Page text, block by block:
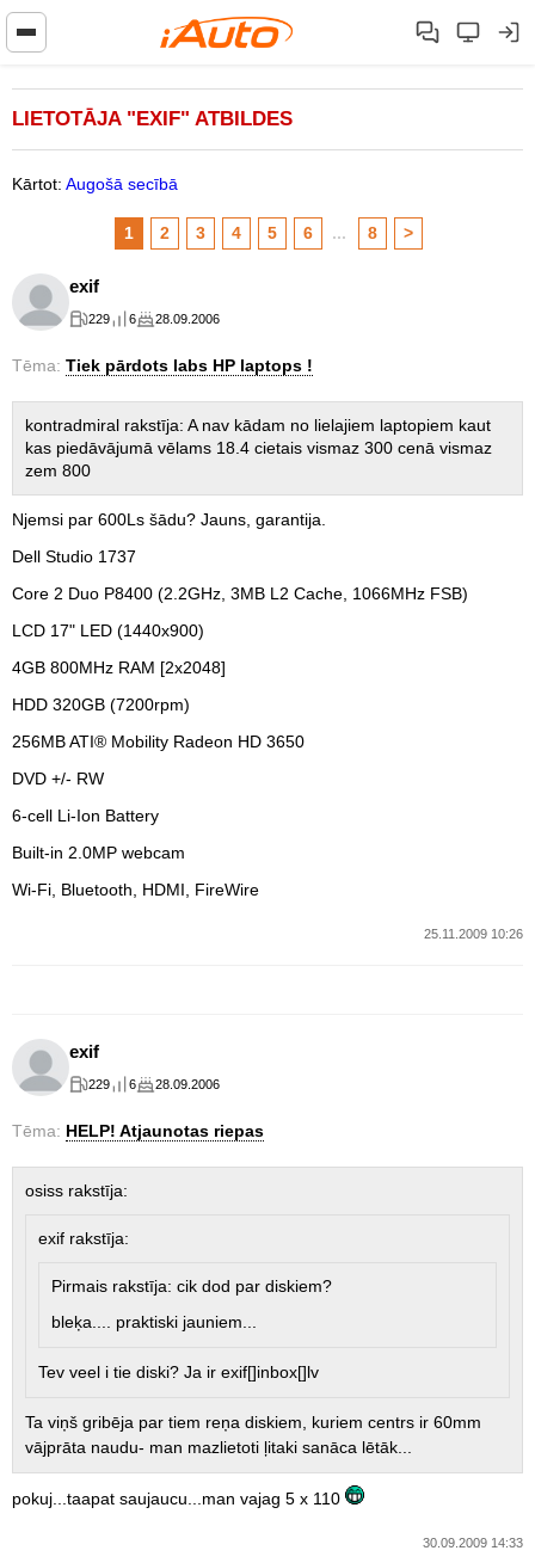
LIETOTĀJA "EXIF" ATBILDES
Kārtot: Augošā secībā
1 2 3 4 5 6 ... 8 >
exif
229 6 28.09.2006
Tēma: Tiek pārdots labs HP laptops !
kontradmiral rakstīja: A nav kādam no lielajiem laptopiem kaut
kas piedāvājumā vēlams 18.4 cietais vismaz 300 cenā vismaz
zem 800
Njemsi par 600Ls šādu? Jauns, garantija.
Dell Studio 1737
Core 2 Duo P8400 (2.2GHz, 3MB L2 Cache, 1066MHz FSB)
LCD 17" LED (1440x900)
4GB 800MHz RAM [2x2048]
HDD 320GB (7200rpm)
256MB ATI® Mobility Radeon HD 3650
DVD +/- RW
6-cell Li-Ion Battery
Built-in 2.0MP webcam
Wi-Fi, Bluetooth, HDMI, FireWire
25.11.2009 10:26
exif
229 6 28.09.2006
Tēma: HELP! Atjaunotas riepas
osiss rakstīja:
exif rakstīja:
Pirmais rakstīja: cik dod par diskiem?
bleķa.... praktiski jauniem...
Tev veel i tie diski? Ja ir exif[]inbox[]lv
Ta viņš gribēja par tiem reņa diskiem, kuriem centrs ir 60mm
vājprāta naudu- man mazlietoti ļitaki sanāca lētāk...
pokuj...taapat saujaucu...man vajag 5 x 110
30.09.2009 14:33